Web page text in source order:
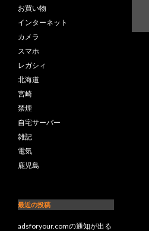
お買い物
インターネット
カメラ
スマホ
レガシィ
北海道
宮崎
禁煙
自宅サーバー
雑記
電気
鹿児島
最近の投稿
adsforyour.comの通知が出る